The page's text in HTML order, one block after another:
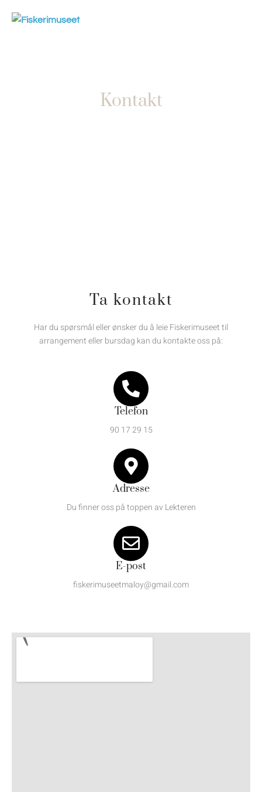
Kontakt
Ta kontakt
Har du spørsmål eller ønsker du å leie Fiskerimuseet til
arrangement eller bursdag kan du kontakte oss på:
Telefon
90 17 29 15
Adresse
Du finner oss på toppen av Lekteren
E-post
fiskerimuseetmaloy@gmail.com